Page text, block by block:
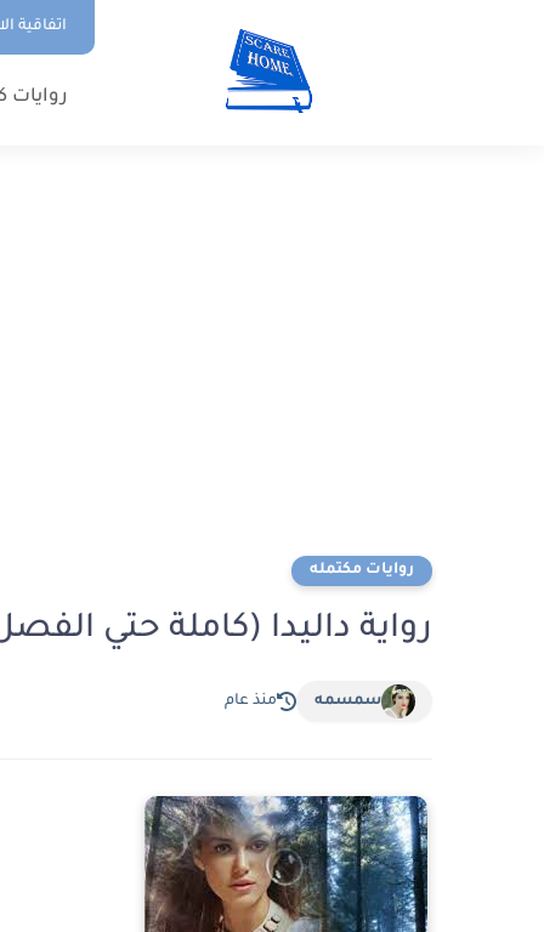
اتفاقية
روايات
روايات مكتمله
رواية داليدا (كاملة حتي
سمسمه منذ عام